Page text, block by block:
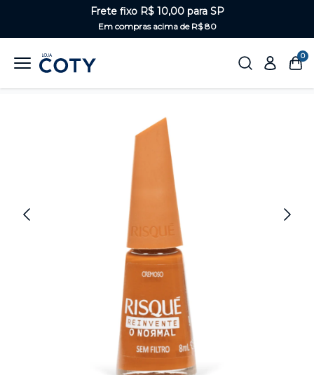
Frete fixo R$ 10,00 para SP
Em compras acima de R$ 80
0